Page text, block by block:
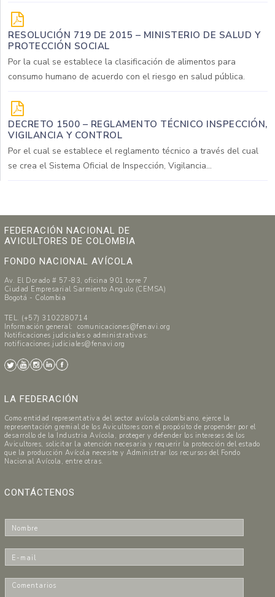
RESOLUCIÓN 719 DE 2015 – MINISTERIO DE SALUD Y
PROTECCIÓN SOCIAL
Por la cual se establece la clasificación de alimentos para
consumo humano de acuerdo con el riesgo en salud pública.
DECRETO 1500 – REGLAMENTO TÉCNICO INSPECCIÓN,
VIGILANCIA Y CONTROL
Por el cual se establece el reglamento técnico a través del cual
se crea el Sistema Oficial de Inspección, Vigilancia...
FEDERACIÓN NACIONAL DE
AVICULTORES DE COLOMBIA
FONDO NACIONAL AVÍCOLA
Av. El Dorado # 57-83, oficina 901 torre 7
Ciudad Empresarial Sarmiento Angulo (CEMSA)
Bogotá - Colombia
TEL. (+57) 3102280714
Información general: comunicaciones@fenavi.org
Notificaciones judiciales o administrativas:
notificaciones.judiciales@fenavi.org
LA FEDERACIÓN
Como entidad representativa del sector avícola colombiano, ejerce la
representación gremial de los Avicultores con el propósito de propender por el
desarrollo de la Industria Avícola, proteger y defender los intereses de los
Avicultores, solicitar la atención necesaria y requerir la protección del estado
que la producción Avícola necesite y Administrar los recursos del Fondo
Nacional Avícola, entre otras.
CONTÁCTENOS
o
m
-
m